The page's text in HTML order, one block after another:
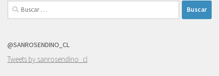
Buscar:
@SANROSENDINO_CL
Tweets by sanrosendino_cl